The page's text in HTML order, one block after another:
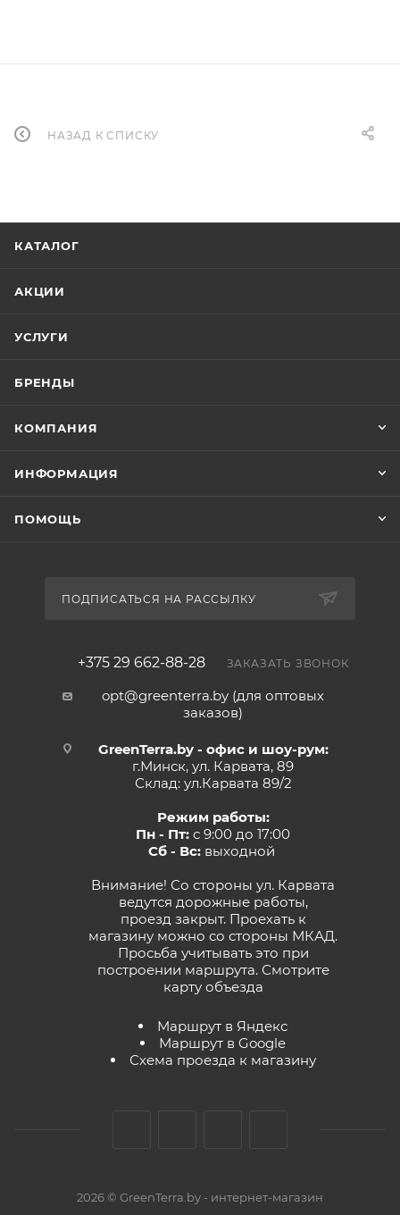
НАЗАД К СПИСКУ
КАТАЛОГ
АКЦИИ
УСЛУГИ
БРЕНДЫ
КОМПАНИЯ
ИНФОРМАЦИЯ
ПОМОЩЬ
ПОДПИСАТЬСЯ НА РАССЫЛКУ
+375 29 662-88-28 ЗАКАЗАТЬ ЗВОНОК
opt@greenterra.by (для оптовых
заказов)
GreenTerra.by - офис и шоу-рум:
г.Минск, ул. Карвата, 89
Склад: ул.Карвата 89/2
Режим работы:
Пн - Пт: с 9:00 до 17:00
Сб - Вс:выходной
Внимание! Со стороны ул. Карвата
ведутся дорожные работы,
проезд закрыт. Проехать к
магазину можно со стороны МКАД.
Просьба учитывать это при
построении маршрута. Смотрите
карту объезда
Маршрут в Яндекс
Маршрут в Google
Схема проезда к магазину
2026 © GreenTerra.by - интернет-магазин